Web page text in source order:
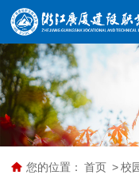
您的位置： 首页 > 校